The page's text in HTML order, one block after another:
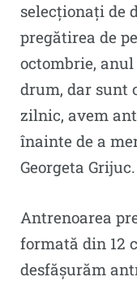
selecționați de
pregătirea de
octombrie,
drum, dar sunt
zilnic, avem
înainte de a
Georgeta Grijuc.
Antrenoarea
formată din 12
desfășurăm